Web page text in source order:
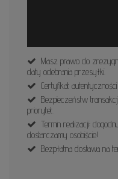
Masz prawo do
daty odebrania przesyłki.
Certyfikat
Bezpieczeństw
priorytet.
Termin realizacji:
dostarczamy osobiście!
Bezpłatna dostawa na